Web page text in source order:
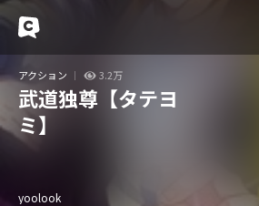
アクション 3.2万
武道独尊【タテヨ
ミ】
yoolook